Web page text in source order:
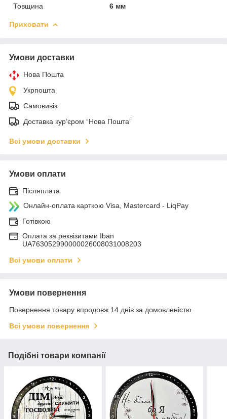
Товщина
6 мм
Приховати
Умови доставки
Нова Пошта
Укрпошта
Самовивіз
Доставка кур’єром “Нова Пошта”
Всі умови доставки
Умови оплати
Післяплата
Онлайн-оплата карткою Visa, Mastercard - LiqPay
Готівкою
Оплата за реквізитами Iban
UA763052990000026008031008203
Всі умови оплати
Умови повернення
Повернення товару впродовж 14 днів за домовленістю
Всі умови повернення
Подібні товари компанії